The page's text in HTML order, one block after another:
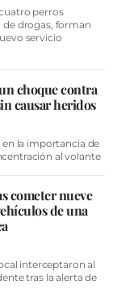
perros
de drogas, forman
servicio
choque contra
causar heridos
en la importancia de
al volante
cometer nueve
de una
interceptaron al
tras la alerta de